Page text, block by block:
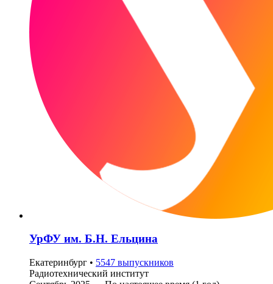
УрФУ им. Б.Н. Ельцина
Екатеринбург • 5547 выпускников
Pадиотехнический институт